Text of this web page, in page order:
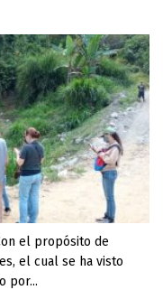
el propósito de
el cual se ha visto
por...